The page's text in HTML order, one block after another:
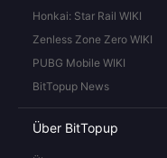
Honkai: Star Rail WIKI
Zenless Zone Zero WIKI
PUBG Mobile WIKI
BitTopup News
Über BitTopup